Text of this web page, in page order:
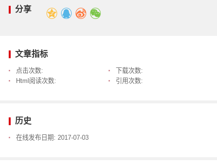
分享
文章指标
点击次数:
下载次数:
Html阅读次数:
引用次数:
历史
在线发布日期: 2017-07-03